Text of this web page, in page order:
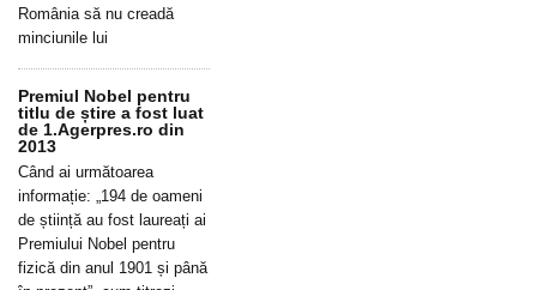
România să nu creadă
minciunile lui
Premiul Nobel pentru
titlu de știre a fost luat
de 1.Agerpres.ro din
2013
Când ai următoarea
informație: „194 de oameni
de știință au fost laureați ai
Premiului Nobel pentru
fizică din anul 1901 și până